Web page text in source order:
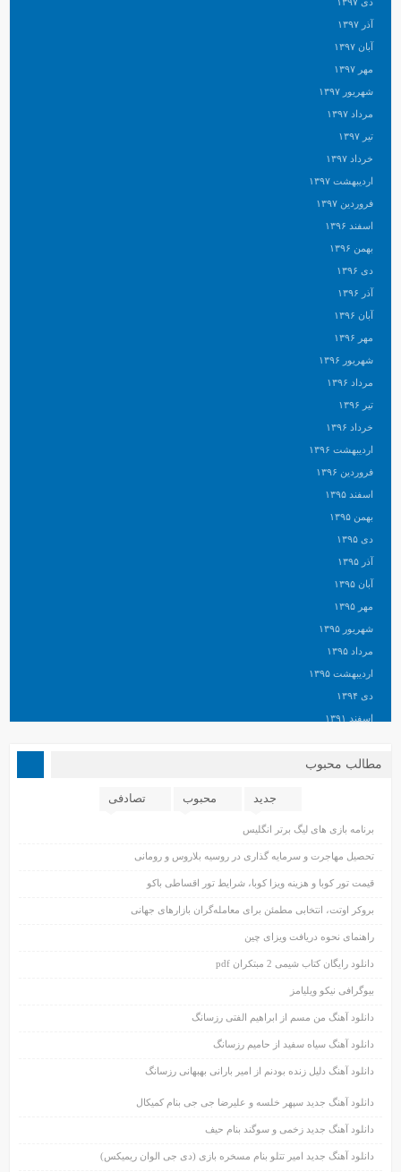
آذر ۱۳۹۷
آبان ۱۳۹۷
مهر ۱۳۹۷
شهریور ۱۳۹۷
مرداد ۱۳۹۷
تیر ۱۳۹۷
خرداد ۱۳۹۷
اردیبهشت ۱۳۹۷
فروردین ۱۳۹۷
اسفند ۱۳۹۶
بهمن ۱۳۹۶
دی ۱۳۹۶
آذر ۱۳۹۶
آبان ۱۳۹۶
مهر ۱۳۹۶
شهریور ۱۳۹۶
مرداد ۱۳۹۶
تیر ۱۳۹۶
خرداد ۱۳۹۶
اردیبهشت ۱۳۹۶
فروردین ۱۳۹۶
اسفند ۱۳۹۵
بهمن ۱۳۹۵
دی ۱۳۹۵
آذر ۱۳۹۵
آبان ۱۳۹۵
مهر ۱۳۹۵
شهریور ۱۳۹۵
مرداد ۱۳۹۵
اردیبهشت ۱۳۹۵
دی ۱۳۹۴
اسفند ۱۳۹۱
مطالب محبوب
جدید محبوب تصادفی
برنامه بازی های لیگ برتر انگلیس
تحصیل مهاجرت و سرمایه گذاری در روسیه بلاروس و رومانی
قیمت تور کوبا و هزینه ویزا کوبا، شرایط تور اقساطی باکو
بروکر اوتت، انتخابی مطمئن برای معامله‌گران بازارهای جهانی
راهنمای نحوه دریافت ویزای چین
دانلود رایگان کتاب شیمی 2 مبتکران pdf
بیوگرافی نیکو ویلیامز
دانلود آهنگ من مسم از ابراهیم الفتی رزسانگ
دانلود آهنگ سیاه سفید از حامیم رزسانگ
دانلود آهنگ دلیل زنده بودنم از امیر بارانی بهبهانی رزسانگ
دانلود آهنگ جدید سپهر خلسه و علیرضا جی جی بنام کمیکال
دانلود آهنگ جدید زخمی و سوگند بنام حیف
دانلود آهنگ جدید امیر تتلو بنام مسخره بازی (دی جی الوان ریمیکس)